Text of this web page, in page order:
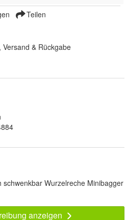
Teilen
Versand & Rückgabe
Wurzelreche Minibagger
anzeigen